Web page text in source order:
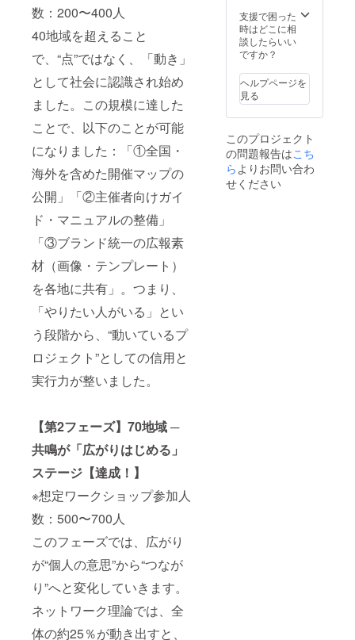
数：200〜400人
40地域を超えること
で、“点”ではなく、「動き」
として社会に認識され始め
ました。この規模に達した
ことで、以下のことが可能
になりました：「①全国・
海外を含めた開催マップの
公開」「②主催者向けガイ
ド・マニュアルの整備」
「③ブランド統一の広報素
材（画像・テンプレート）
を各地に共有」。つまり、
「やりたい人がいる」とい
う段階から、“動いているプ
ロジェクト”としての信用と
実行力が整いました。
【第2フェーズ】70地域 ─
共鳴が「広がりはじめる」
ステージ【達成！】
※想定ワークショップ参加人
数：500〜700人
このフェーズでは、広がり
が“個人の意思”から“つなが
り”へと変化していきます。
ネットワーク理論では、全
体の約25％が動き出すと、
来を生
きたい
・本物
の変化
を体験
したい
を歩み
たい方
・自然
な流れ
さや
チャン
スを受
け取り
プ ・願
いを叶
える実
践ワー
ク
ショッ
別セミ
ナー
「AI ×
感情マ
ネジメ
ント」
・願い
定可能
・ライ
ブ中の
視聴者
アルタ
流可能
・堀内
恭隆サ
イン入
り書籍
10冊 ラ
イブ配
経験が
ない初
心者で
も安心
参加い
る内容
です。
方にオ
スス
メ！ ・
SNSや
催者権
利 ・
ワーク
ショッ
材・主
催キッ
ト ・主
催者向
勉強会
への参
加権利
・全世
界ワー
参加し
て自身
の願い
や夢も
サポー
トを受
けるこ
とがで
す。 ■
リター
ン内容
・「全
世界一
す。 ■
リター
ン詳細
・「本
いを叶
えるコ
ミュニ
チーム
参加権
・書籍
20冊
（ワー
は、自
動でセ
ミナー
案内・
とつな
がる“ス
テップ
働して
いま
す。 本
数は5本
以上。
支援で困った
時はどこに相
談したらいい
ですか？
ヘルプページを
見る
このプロジェクト
の問題報告はこち
ら よりお問い合わ
せください